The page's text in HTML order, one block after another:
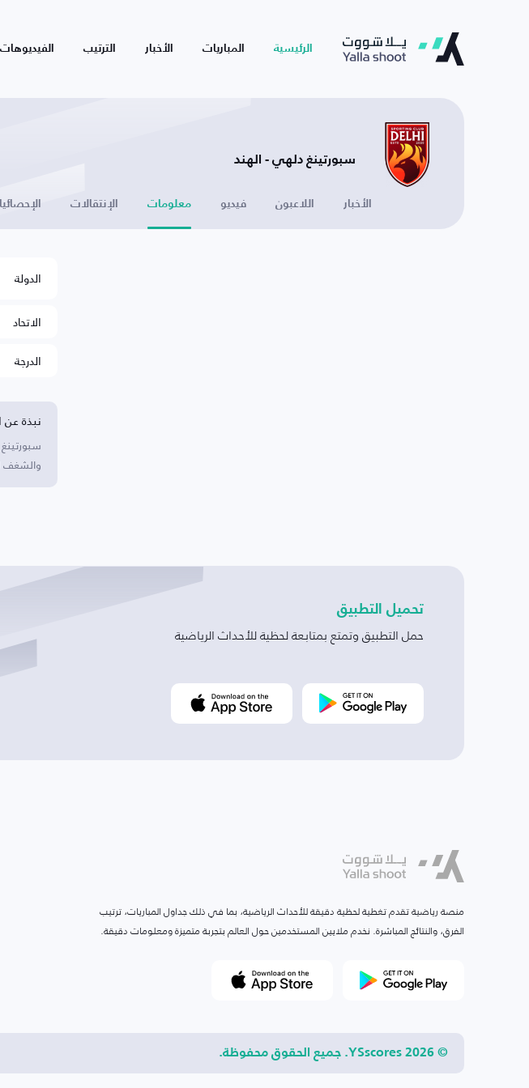
الرئيسية المباريات الأخبار الترتيب الفيديوهات
سبورتينغ دلهي - الهند
الأخبار اللاعبون فيديو معلومات الإنتقالات
الدولة
الاتحاد
الدرجة
نبذة عن
والشغف
تحميل التطبيق
حمل التطبيق وتمتع بمتابعة لحظية للأحداث الرياضية
منصة رياضية تقدم تغطية لحظية دقيقة للأحداث الرياضية، بما في ذلك جداول المباريات، ترتيب
الفرق، والنتائج المباشرة. نخدم ملايين المستخدمين حول العالم بتجربة متميزة ومعلومات دقيقة.
© 2026 YSscores. جميع الحقوق محفوظة.